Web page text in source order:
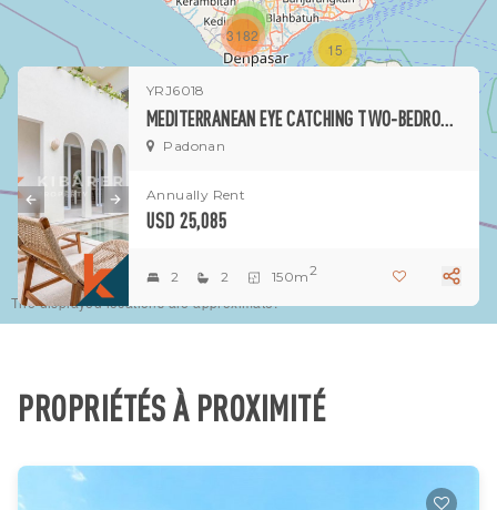
1
15
3182
The displayed locations are approximate.
YRJ6018
MEDITERRANEAN EYE CATCHING TWO-BEDROOM VILLA FOR RENT IN CANGGU
Padonan
Annually Rent
USD 25,085
2 2 150m2
PROPRIÉTÉS À PROXIMITÉ